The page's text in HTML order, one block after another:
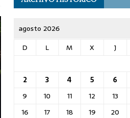
agosto 2026
D
L M X J
2
3 4 5 6
9
10 11 12 13
16
17 18 19 20